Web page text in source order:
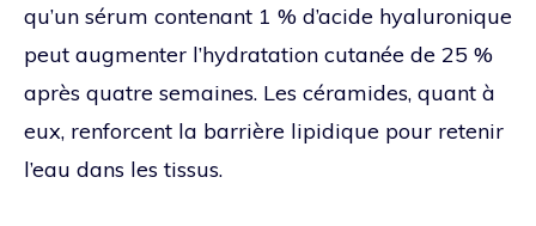
qu’un sérum contenant 1 % d’acide hyaluronique
peut augmenter l’hydratation cutanée de 25 %
après quatre semaines. Les céramides, quant à
eux, renforcent la barrière lipidique pour retenir
l’eau dans les tissus.